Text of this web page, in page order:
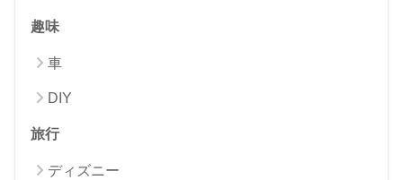
趣味
車
DIY
旅行
ディズニー